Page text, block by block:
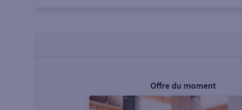
Offre du moment